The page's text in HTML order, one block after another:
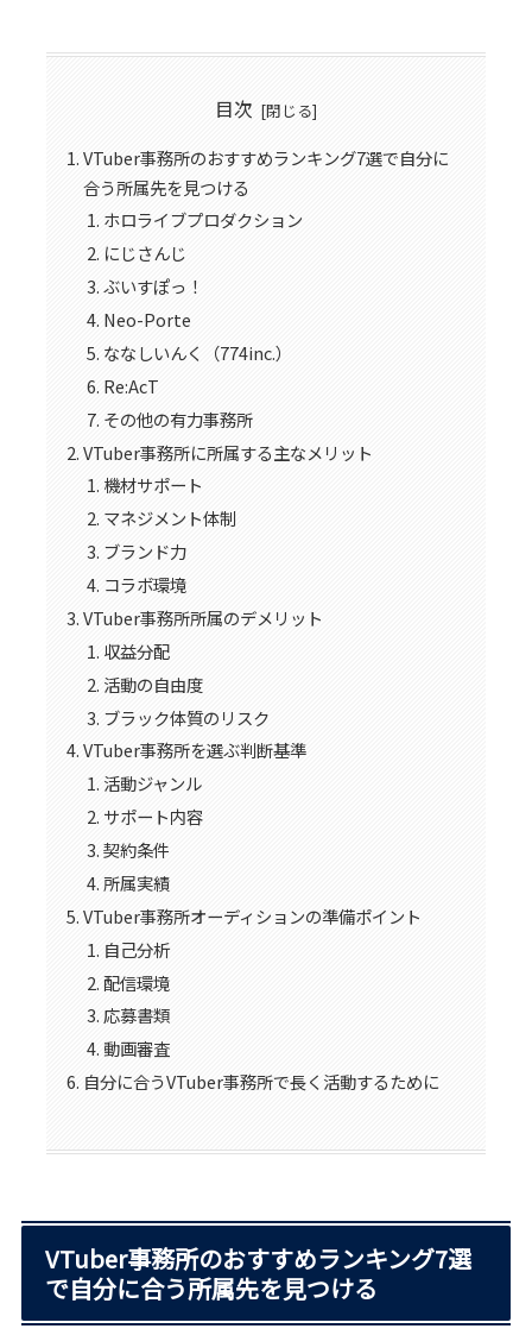
目次
VTuber事務所のおすすめランキング7選で自分に
合う所属先を見つける
ホロライブプロダクション
にじさんじ
ぶいすぽっ！
Neo-Porte
ななしいんく（774inc.）
Re:AcT
その他の有力事務所
VTuber事務所に所属する主なメリット
機材サポート
マネジメント体制
ブランド力
コラボ環境
VTuber事務所所属のデメリット
収益分配
活動の自由度
ブラック体質のリスク
VTuber事務所を選ぶ判断基準
活動ジャンル
サポート内容
契約条件
所属実績
VTuber事務所オーディションの準備ポイント
自己分析
配信環境
応募書類
動画審査
自分に合うVTuber事務所で長く活動するために
VTuber事務所のおすすめランキング7選
で自分に合う所属先を見つける